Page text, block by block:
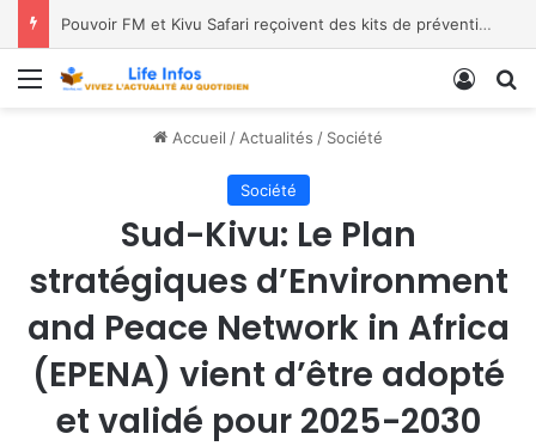
Menu
Accueil / Actualités / Société
Société
Sud-Kivu: Le Plan
stratégiques d’Environment
and Peace Network in Africa
(EPENA) vient d’être adopté
et validé pour 2025-2030